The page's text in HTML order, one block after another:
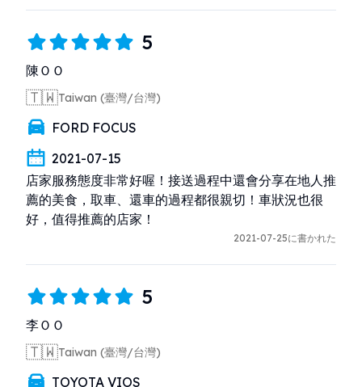
5
陳ＯＯ
🇹🇼Taiwan (臺灣/台灣)
FORD FOCUS
2021-07-15
店家服務態度非常好喔！接送過程中還會分享在地人推
薦的美食，取車、還車的過程都很親切！車狀況也很
好，值得推薦的店家！
2021-07-25に書かれた
5
李ＯＯ
🇹🇼Taiwan (臺灣/台灣)
TOYOTA VIOS